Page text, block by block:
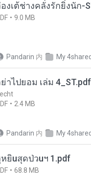
งเต้ช่างคลั่งรักยิ่งนัก-
9.0 MB
Pandarin 内 My 4shared
าไปยอม เล่ม 4_ST.pdf
2.4 MB
Pandarin 内 My 4shared
ยิuสุดป่วuฯ 1.pdf
68.8 MB